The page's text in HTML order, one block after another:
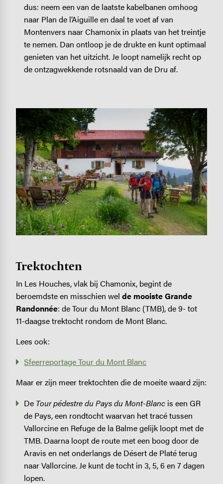
dus: neem een van de laatste kabelbanen omhoog
naar Plan de l’Aiguille en daal te voet af van
Montenvers naar Chamonix in plaats van het treintje
te nemen. Dan ontloop je de drukte en kunt optimaal
genieten van het uitzicht. Je loopt namelijk recht op
de ontzagwekkende rotsnaald van de Dru af.
Image
Trektochten
In Les Houches, vlak bij Chamonix, begint de
beroemdste en misschien wel de mooiste Grande
Randonnée: de Tour du Mont Blanc (TMB), de 9- tot
11-daagse trektocht rondom de Mont Blanc.
Lees ook:
Sfeerreportage Tour du Mont Blanc
Maar er zijn meer trektochten die de moeite waard zijn:
De Tour pédestre du Pays du Mont-Blanc is een GR
de Pays, een rondtocht waarvan het tracé tussen
Vallorcine en Refuge de la Balme gelijk loopt met de
TMB. Daarna loopt de route met een boog door de
Aravis en net onderlangs de Désert de Platé terug
naar Vallorcine. Je kunt de tocht in 3, 5, 6 en 7 dagen
lopen.